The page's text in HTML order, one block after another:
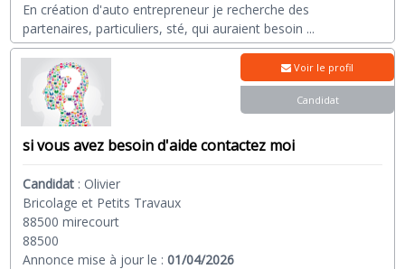
En création d'auto entrepreneur je recherche des
partenaires, particuliers, sté, qui auraient besoin ...
si vous avez besoin d'aide contactez moi
Candidat :Olivier
Bricolage et Petits Travaux
88500 mirecourt
88500
Annonce mise à jour le :01/04/2026
Voir le profil
Candidat